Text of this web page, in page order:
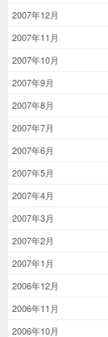
2007年12月
2007年11月
2007年10月
2007年9月
2007年8月
2007年7月
2007年6月
2007年5月
2007年4月
2007年3月
2007年2月
2007年1月
2006年12月
2006年11月
2006年10月